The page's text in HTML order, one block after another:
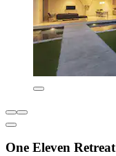
One Eleven Retreat